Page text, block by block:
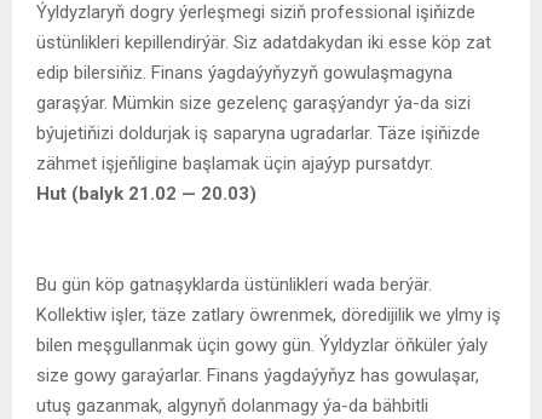
Ýyldyzlaryň dogry ýerleşmegi siziň professional işiňizde
üstünlikleri kepillendirýär. Siz adatdakydan iki esse köp zat
edip bilersiňiz. Finans ýagdaýyňyzyň gowulaşmagyna
garaşýar. Mümkin size gezelenç garaşýandyr ýa-da sizi
býujetiňizi doldurjak iş saparyna ugradarlar. Täze işiňizde
zähmet işjeňligine başlamak üçin ajaýyp pursatdyr.
Hut (balyk 21.02 — 20.03)
Bu gün köp gatnaşyklarda üstünlikleri wada berýär.
Kollektiw işler, täze zatlary öwrenmek, döredijilik we ylmy iş
bilen meşgullanmak üçin gowy gün. Ýyldyzlar öňküler ýaly
size gowy garaýarlar. Finans ýagdaýyňyz has gowulaşar,
utuş gazanmak, algynyň dolanmagy ýa-da bähbitli